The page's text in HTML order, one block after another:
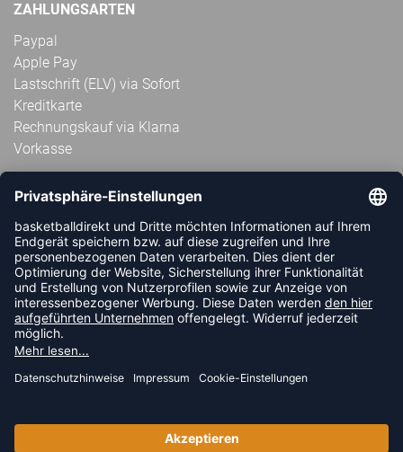
ZAHLUNGSARTEN
Paypal
Apple Pay
Lastschrift (ELV) via Sofort
Kreditkarte
Rechnungskauf via Klarna
Vorkasse
ABONNIERE JETZT DEN KOSTENLOSEN
HANDBALLDIREKT-NEWSLETTER UND VERPASSE KEINE
NEUIGKEIT ODER AKTION MEHR.
JETZT ANMELDEN